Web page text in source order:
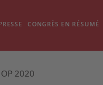
CONGRÈS EN RÉSUMÉ
2020